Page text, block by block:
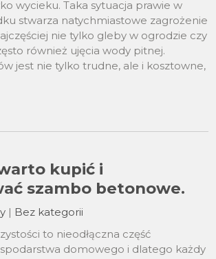
wycieku. Taka sytuacja prawie w
stwarza natychmiastowe zagrożenie
nie tylko gleby w ogrodzie czy
również ujęcia wody pitnej.
jest nie tylko trudne, ale i kosztowne,
kupić i
szambo betonowe.
| Bez kategorii
to nieodłączna część
domowego i dlatego każdy